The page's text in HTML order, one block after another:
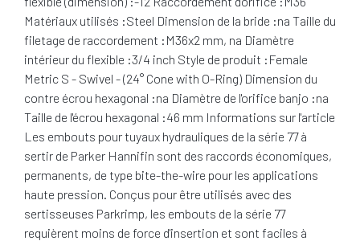
Matériaux utilisés :Steel Dimension de la bride :na Taille du
filetage de raccordement :M36x2 mm, na Diamètre
intérieur du flexible :3/4 inch Style de produit :Female
Metric S - Swivel - (24° Cone with O-Ring) Dimension du
contre écrou hexagonal :na Diamètre de l'orifice banjo :na
Taille de l'écrou hexagonal :46 mm Informations sur l'article
Les embouts pour tuyaux hydrauliques de la série 77 à
sertir de Parker Hannifin sont des raccords économiques,
permanents, de type bite-the-wire pour les applications
haute pression. Conçus pour être utilisés avec des
sertisseuses Parkrimp, les embouts de la série 77
requièrent moins de force d'insertion et sont faciles à